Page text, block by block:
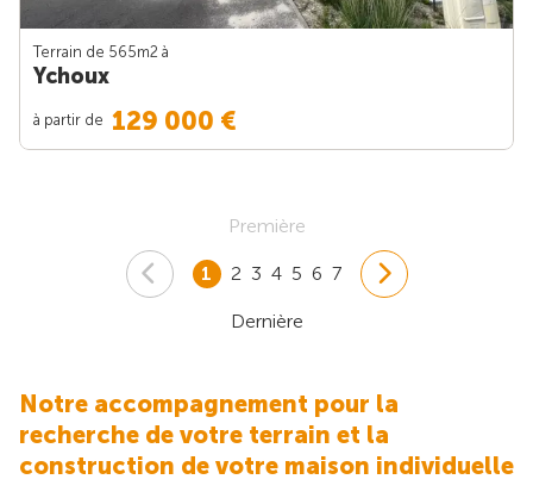
Terrain de 565m2 à
Ychoux
à partir de 129 000 €
Première
1 2 3 4 5 6 7
Dernière
Notre accompagnement pour la
recherche de votre terrain et la
construction de votre maison individuelle